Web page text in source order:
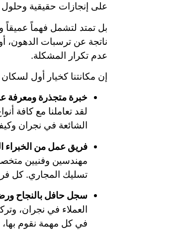
على إنجازات حقيقية وحلول
بل تمتد لتشمل فهماً عميقاً
ناتجة عن ترسبات الدهون،
عدم تكرار المشكلة.
إن مكانتنا كخيار أول
خبرة متجذرة ومعرفة
لقد تعاملنا مع كافة
الشائعة في نجران
فريق عمل من الخبراء
مهندسين وفنيين
تسليك المجاري. كل
سجل حافل بالنجاح
العملاء في نجران،
في كل مهمة نقوم